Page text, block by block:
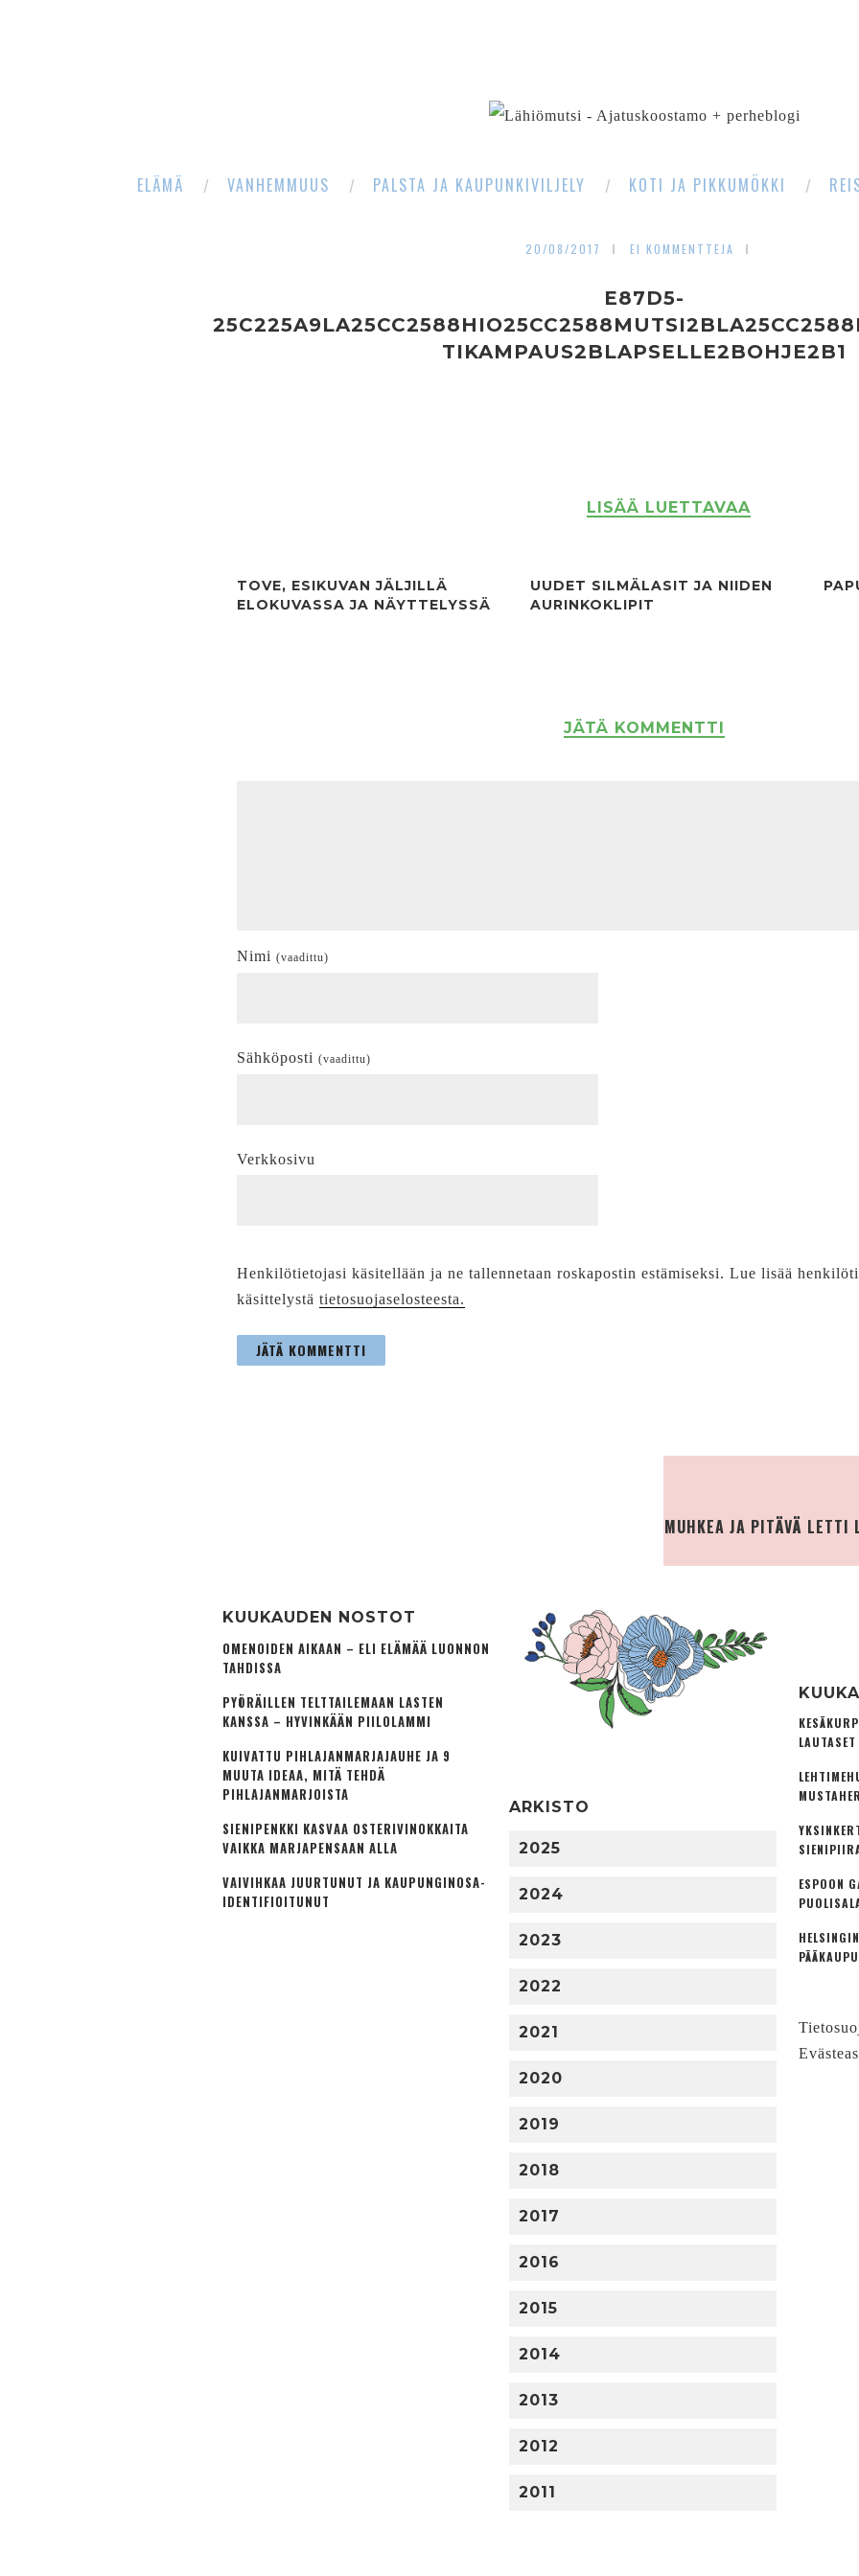
ELÄMÄ VANHEMMUUS PALSTA JA KAUPUNKIVILJELY KOTI JA PIKKUMÖKKI
20/08/2017 EI KOMMENTTEJA
E87D5-
TIKAMPAUS2BLAPSELLE2BOHJE2B1
LISÄÄ LUETTAVAA
TOVE, ESIKUVAN JÄLJILLÄ
ELOKUVASSA JA NÄYTTELYSSÄ
UUDET SILMÄLASIT JA NIIDEN
AURINKOKLIPIT
JÄTÄ KOMMENTTI
Nimi (vaadittu)
Sähköposti (vaadittu)
Verkkosivu
Henkilötietojasi käsitellään ja ne tallennetaan roskapostin estämiseksi. Lue lisää
käsittelystä tietosuojaselosteesta.
MUHKEA JA PITÄVÄ LETTI
KUUKAUDEN NOSTOT
OMENOIDEN AIKAAN – ELI ELÄMÄÄ LUONNON
TAHDISSA
PYÖRÄILLEN TELTTAILEMAAN LASTEN
KANSSA – HYVINKÄÄN PIILOLAMMI
KUIVATTU PIHLAJANMARJAJAUHE JA 9
MUUTA IDEAA, MITÄ TEHDÄ
PIHLAJANMARJOISTA
SIENIPENKKI KASVAA OSTERIVINOKKAITA
VAIKKA MARJAPENSAAN ALLA
VAIVIHKAA JUURTUNUT JA KAUPUNGINOSA­
IDENTIFIOITUNUT
ARKISTO
2025
2024
2023
2022
2021
2020
2019
2018
2017
2016
2015
2014
2013
2012
2011
ESPOON